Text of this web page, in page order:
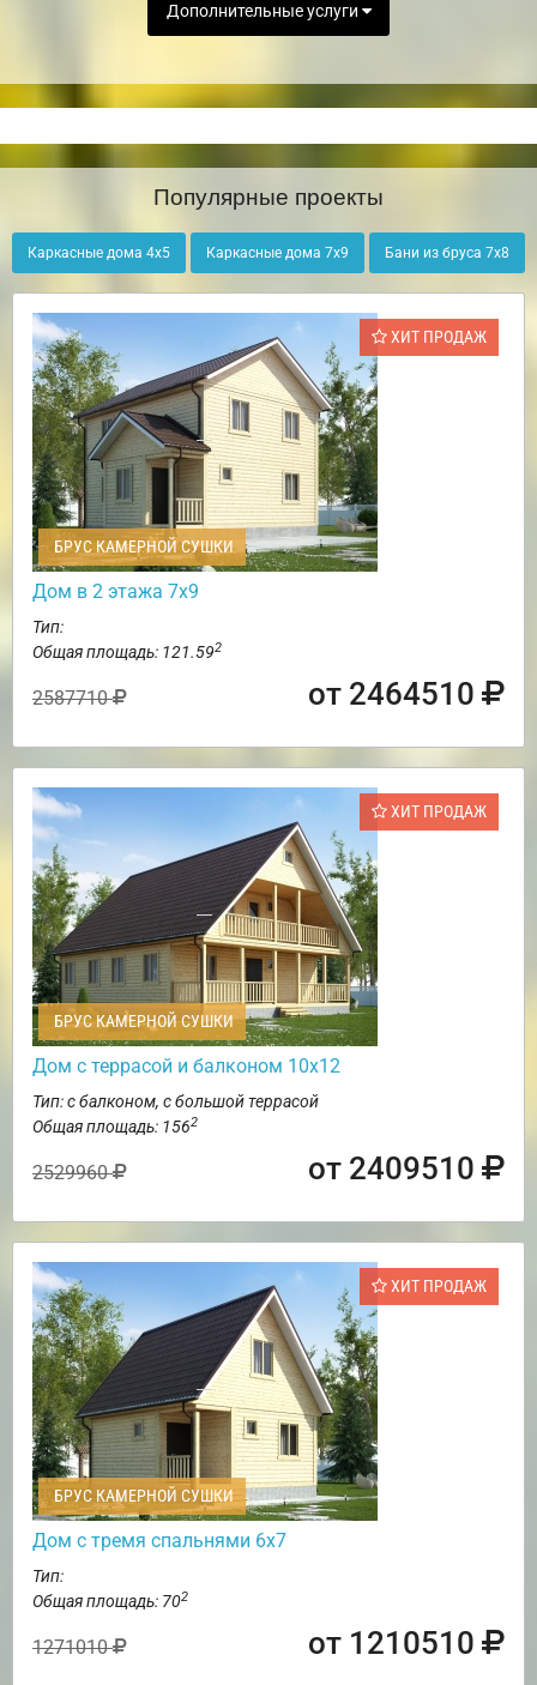
Дополнительные услуги
Популярные проекты
Каркасные дома 4х5 Каркасные дома 7х9 Бани из бруса 7х8
ХИТ ПРОДАЖ
БРУС КАМЕРНОЙ СУШКИ
Дом в 2 этажа 7х9
Тип:
Общая площадь: 121.592
2587710 от 2464510
ХИТ ПРОДАЖ
БРУС КАМЕРНОЙ СУШКИ
Дом с террасой и балконом 10х12
Тип: с балконом, с большой террасой
Общая площадь: 1562
2529960 от 2409510
ХИТ ПРОДАЖ
БРУС КАМЕРНОЙ СУШКИ
Дом с тремя спальнями 6х7
Тип:
Общая площадь: 702
1271010 от 1210510